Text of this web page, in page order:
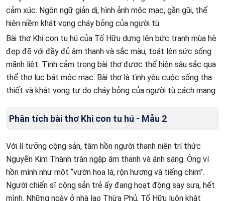
cảm xúc. Ngôn ngữ giản dị, hình ảnh mộc mạc, gần gũi, thể
hiện niềm khát vọng cháy bỏng của người tù.
Bài thơ Khi con tu hú của Tố Hữu dựng lên bức tranh mùa hè
đẹp đẽ với đầy đủ âm thanh và sắc màu, toát lên sức sống
mãnh liệt. Tình cảm trong bài thơ được thể hiện sâu sắc qua
thể thơ lục bát mộc mạc. Bài thơ là tình yêu cuộc sống tha
thiết và khát vọng tự do cháy bỏng của người tù cách mạng.
Phân tích bài thơ Khi con tu hú - Mẫu 2
Với lí tưởng cộng sản, tâm hồn người thanh niên trí thức
Nguyễn Kim Thành tràn ngập âm thanh và ánh sáng. Ông ví
hồn mình như một “vườn hoa lá, rộn hương và tiếng chim".
Người chiến sĩ cộng sản trẻ ấy đang hoạt động say sưa, hết
mình. Những ngày ở nhà lao Thừa Phủ, Tố Hữu luôn khát